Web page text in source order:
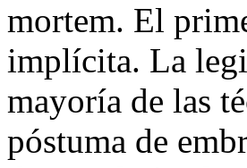
mortem. El
implícita. La
mayoría de las
póstuma de